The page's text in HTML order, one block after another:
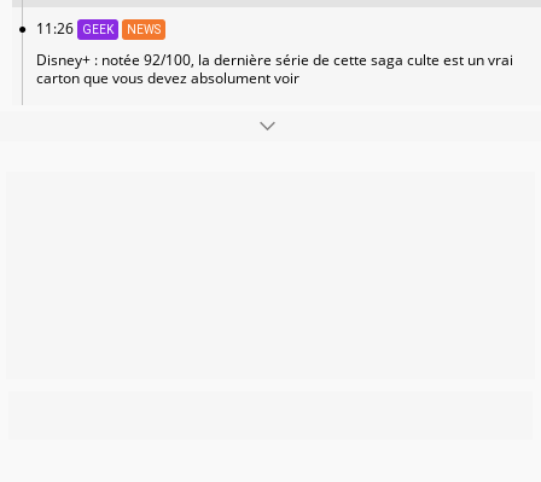
11:26 GEEK NEWS
Disney+ : notée 92/100, la dernière série de cette saga culte est un vrai
carton que vous devez absolument voir